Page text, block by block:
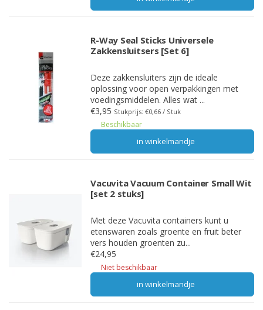
R-Way Seal Sticks Universele
Zakkensluitsers [Set 6]
Deze zakkensluiters zijn de ideale
oplossing voor open verpakkingen met
voedingsmiddelen. Alles wat ...
€3,95 Stukprijs: €0,66 / Stuk
Beschikbaar
in winkelmandje
Vacuvita Vacuum Container Small Wit
[set 2 stuks]
Met deze Vacuvita containers kunt u
etenswaren zoals groente en fruit beter
vers houden groenten zu...
€24,95
Niet beschikbaar
in winkelmandje